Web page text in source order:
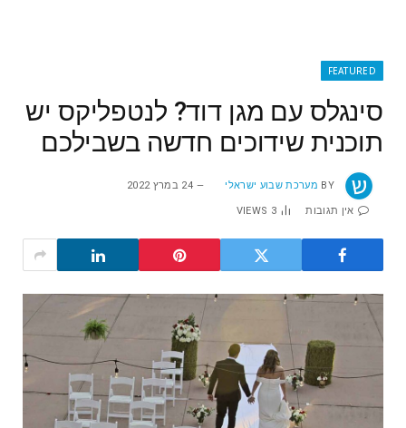
FEATURED
סינגלס עם מגן דוד? לנטפליקס יש
תוכנית שידוכים חדשה בשבילכם
BY מערכת שבוע ישראלי 24 במרץ 2022
אין תגובות 3
VIEWS